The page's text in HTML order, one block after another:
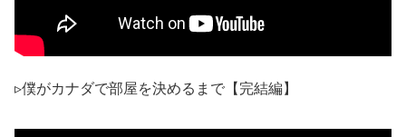
▹僕がカナダで部屋を決めるまで【完結編】